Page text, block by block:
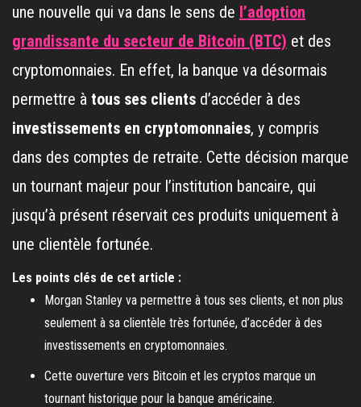
une nouvelle qui va dans le sens de l’adoption
grandissante du secteur de Bitcoin (BTC) et des
cryptomonnaies. En effet, la banque va désormais
permettre à tous ses clients d’accéder à des
investissements en cryptomonnaies, y compris
dans des comptes de retraite. Cette décision marque
un tournant majeur pour l’institution bancaire, qui
jusqu’à présent réservait ces produits uniquement à
une clientèle fortunée.
Les points clés de cet article :
Morgan Stanley va permettre à tous ses clients, et non plus
seulement à sa clientèle très fortunée, d’accéder à des
investissements en cryptomonnaies.
Cette ouverture vers Bitcoin et les cryptos marque un
tournant historique pour la banque américaine.